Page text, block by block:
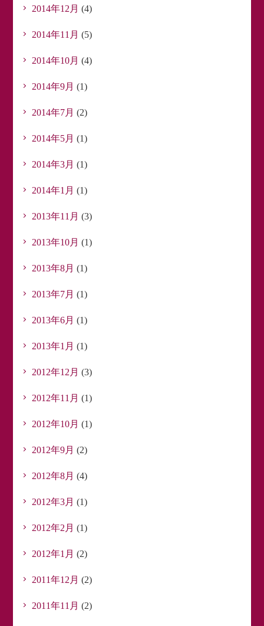
2014年12月 (4)
2014年11月 (5)
2014年10月 (4)
2014年9月 (1)
2014年7月 (2)
2014年5月 (1)
2014年3月 (1)
2014年1月 (1)
2013年11月 (3)
2013年10月 (1)
2013年8月 (1)
2013年7月 (1)
2013年6月 (1)
2013年1月 (1)
2012年12月 (3)
2012年11月 (1)
2012年10月 (1)
2012年9月 (2)
2012年8月 (4)
2012年3月 (1)
2012年2月 (1)
2012年1月 (2)
2011年12月 (2)
2011年11月 (2)